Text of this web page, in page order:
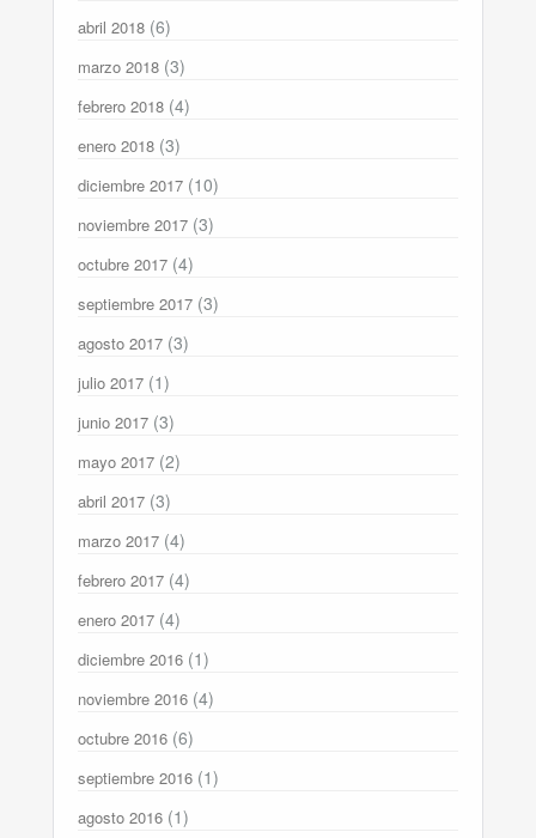
abril 2018 (6)
marzo 2018 (3)
febrero 2018 (4)
enero 2018 (3)
diciembre 2017 (10)
noviembre 2017 (3)
octubre 2017 (4)
septiembre 2017 (3)
agosto 2017 (3)
julio 2017 (1)
junio 2017 (3)
mayo 2017 (2)
abril 2017 (3)
marzo 2017 (4)
febrero 2017 (4)
enero 2017 (4)
diciembre 2016 (1)
noviembre 2016 (4)
octubre 2016 (6)
septiembre 2016 (1)
agosto 2016 (1)